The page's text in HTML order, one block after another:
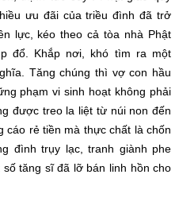
ưu đãicủa triều đình đã trở
lực, kéo theo cả tòa nhà Phật
đổ. Khắp nơi, khó tìm ra một
Tăng chúng thì vợ con hầu
phạm vi sinh hoạt không phải
được treo la liệt từ núi non đến
cáo rẻ tiền mà thực chất là chốn
đình trụy lạc, tranh giành phe
số tăng sĩ đã lỡ bán linh hồn cho